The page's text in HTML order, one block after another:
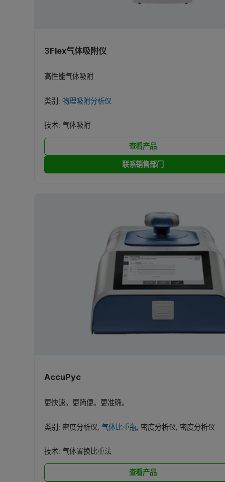
3Flex气体吸附仪
高性能气体吸附
类别:物理吸附分析仪
技术:气体吸附
查看产品
联系销售部门
AccuPyc
更快速。更简便。更准确。
类别: 密度分析仪,气体比重瓶, 密度分析仪, 密度分析仪
技术:气体置换比重法
查看产品